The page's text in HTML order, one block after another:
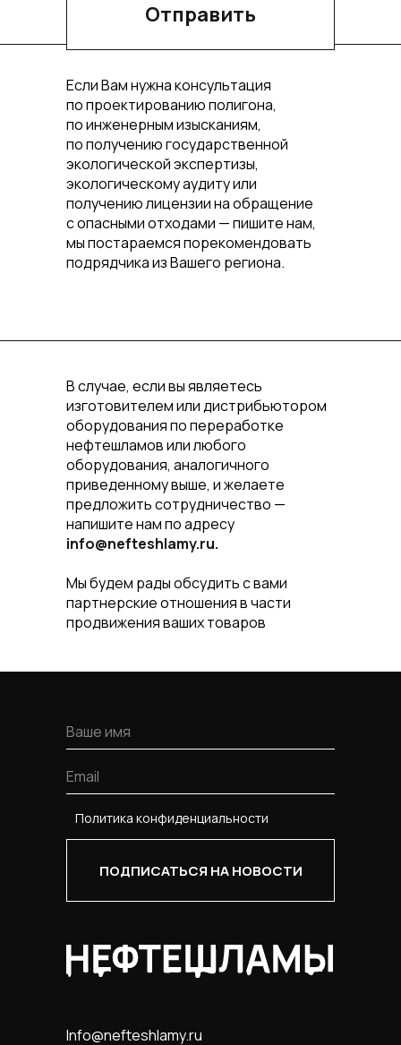
Отправить
Если Вам нужна консультация
по проектированию полигона,
по инженерным изысканиям,
по получению государственной
экологической экспертизы,
экологическому аудиту или
получению лицензии на обращение
с опасными отходами — пишите нам,
мы постараемся порекомендовать
подрядчика из Вашего региона.
В случае, если вы являетесь
изготовителем или дистрибьютором
оборудования по переработке
нефтешламов или любого
оборудования, аналогичного
приведенному выше, и желаете
предложить сотрудничество —
напишите нам по адресу
info@nefteshlamy.ru.
Мы будем рады обсудить с вами
партнерские отношения в части
продвижения ваших товаров
Info@nefteshlamy.ru
ПОДПИСАТЬСЯ НА НОВОСТИ
Политика конфиденциальности